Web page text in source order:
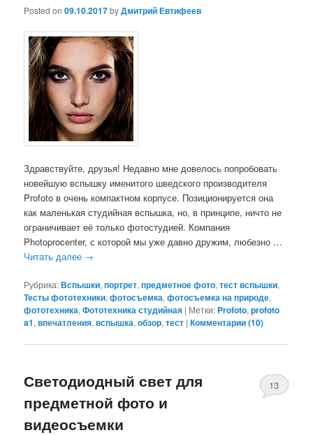
Posted on09.10.2017byДмитрий Евтифеев
Здравствуйте, друзья! Недавно мне довелось попробовать
новейшую вспышку именитого шведского производителя
Profoto в очень компактном корпусе. Позиционируется она
как маленькая студийная вспышка, но, в принципе, ничто не
ограничивает её только фотостудией. Компания
Photoprocenter, с которой мы уже давно дружим, любезно …
Читать далее →
Рубрика:Вспышки,портрет,предметное фото,тест вспышки,
Тесты фототехники,фотосъемка,фотосъемка на природе,
фототехника,Фототехника студийная | Метки: Profoto,profoto
a1,впечатления,вспышка,обзор,тест |Комментарии (10)
Светодиодный свет для
предметной фото и
видеосъемки
13